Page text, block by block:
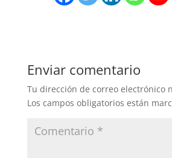
Enviar comentario
Tu dirección de correo electrónico
Los campos obligatorios están